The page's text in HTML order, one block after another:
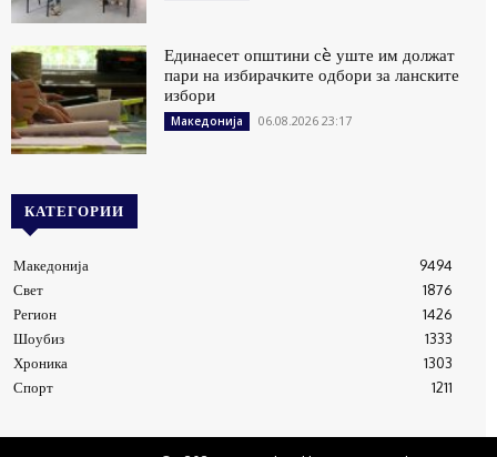
Единаесет општини сè уште им должат
пари на избирачките одбори за ланските
избори
Македонија 06.08.2026 23:17
КАТЕГОРИИ
Македонија
9494
Свет
1876
Регион
1426
Шоубиз
1333
Хроника
1303
Спорт
1211